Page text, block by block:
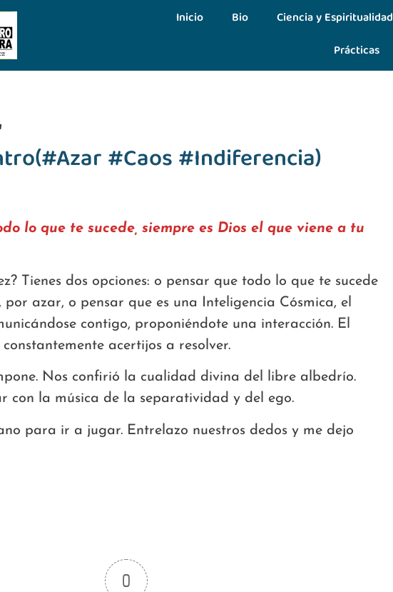
Inicio Bio Ciencia y Espiritualidad
Prácticas
#Caos #Indiferencia)
lo que te sucede, siempre es Dios el que viene a tu
Tienes dos opciones: o pensar que todo lo que te sucede
azar, o pensar que es una Inteligencia Cósmica, el
contigo, proponiéndote una interacción. El
acertijos a resolver.
Nos confirió la cualidad divina del libre albedrío.
con la música de la separatividad y del ego.
para ir a jugar. Entrelazo nuestros dedos y me dejo
0